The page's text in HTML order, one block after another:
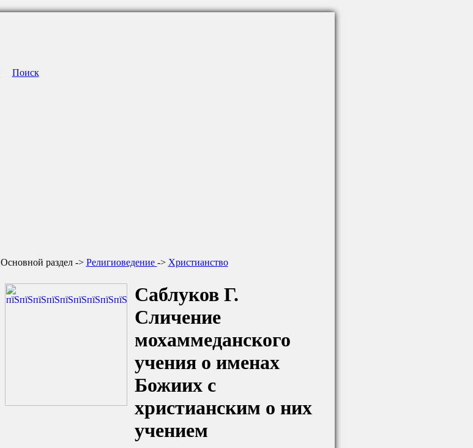
Поиск
Основной раздел -> Религиоведение -> Христианство
Саблуков Г.
Сличение
мохаммеданского
учения о именах
Божиих с
христианским о них
учением